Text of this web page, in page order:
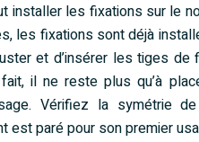
installer les fixations sur le
les fixations sont déjà
et d’insérer les tiges
il ne reste plus qu’à
Vérifiez la symétrie
est paré pour son premier